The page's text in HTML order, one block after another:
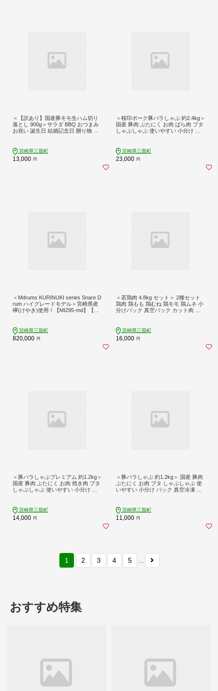
＜【訳あり】国産豚モモ生ハム切り
落とし 900g＞サラダ BBQ おつまみ
お祝い 誕生日 結婚記念日 贈り物 国
574-pl】【株式会社プラス】
宮崎県三股町
13,000 円
＜桜印ポーク豚バラしゃぶ 約2.4kg＞
国産 豚肉 ぶたにく お肉 ばら肉 ブタ
しゃぶしゃぶ 使いやすい 小分け パ
ンド【MI461-tr-x1】【TRINITY】
宮崎県三股町
23,000 円
＜Mdrums KURINUKI series Snare D
rum ハイグレードモデル＞宮崎県産
欅(けやき)使用！【MI295-md】【Md
宮崎県三股町
820,000 円
＜若鶏肉 4.8kg セット＞ 2種セット
鶏肉 鶏もも 鶏むね 鶏モモ 鶏ムネ 小
分けパック 真空パック カット肉 カ
国産 炒め物 煮物 からあげ お弁当 お
かず【MI762-tr】【TRINITY】
宮崎県三股町
16,000 円
＜豚バラしゃぶプレミアム 約1.2kg＞
国産 豚肉 ぶたにく お肉 焼き肉 ブタ
しゃぶしゃぶ 使いやすい 小分け パ
味彩 ブランド 数量限定【MI468-tr】
【TRINITY】
宮崎県三股町
14,000 円
＜豚バラしゃぶ 約1.2kg＞ 国産 豚肉
ぶたにく お肉 ブタ しゃぶしゃぶ 使
いやすい 小分け パック 真空冷凍 お
【TRINITY】
宮崎県三股町
11,000 円
1 2 3 4 5
おすすめ特集